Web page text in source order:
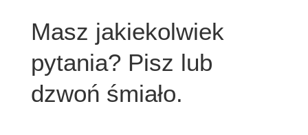
Masz jakiekolwiek
pytania? Pisz lub
dzwoń śmiało.